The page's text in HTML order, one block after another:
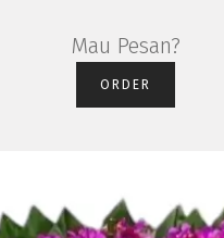
Mau Pesan?
ORDER